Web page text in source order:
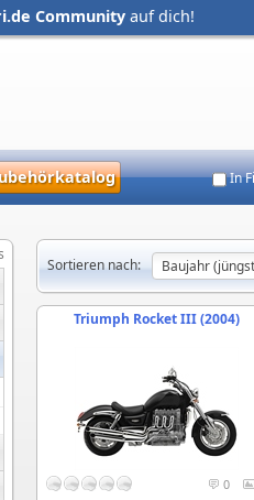
Community auf dich!
In
Sortieren nach:
Triumph Rocket III (2004)
0